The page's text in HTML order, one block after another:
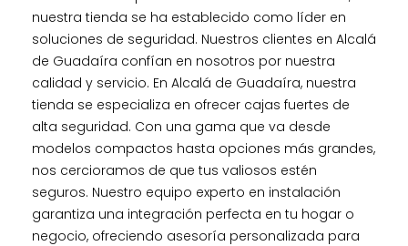
nuestra tienda se ha establecido como líder en
soluciones de seguridad. Nuestros clientes en Alcalá
de Guadaíra confían en nosotros por nuestra
calidad y servicio. En Alcalá de Guadaíra, nuestra
tienda se especializa en ofrecer cajas fuertes de
alta seguridad. Con una gama que va desde
modelos compactos hasta opciones más grandes,
nos cercioramos de que tus valiosos estén
seguros. Nuestro equipo experto en instalación
garantiza una integración perfecta en tu hogar o
negocio, ofreciendo asesoría personalizada para